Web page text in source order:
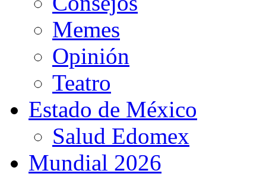
Memes
Opinión
Teatro
Estado de México
Salud Edomex
Mundial 2026